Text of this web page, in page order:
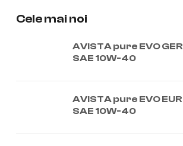
Cele mai noi
AVISTA pure EVO GER
SAE 10W-40
AVISTA pure EVO EUR
SAE 10W-40